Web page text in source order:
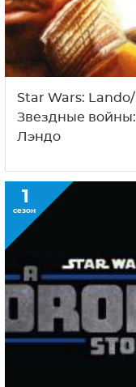
Star Wars: Lando/
Звездные войны:
Лэндо
1
сезон